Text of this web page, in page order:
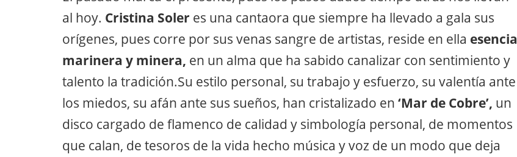
al hoy. Cristina Soler es una cantaora que siempre ha llevado a gala sus
orígenes, pues corre por sus venas sangre de artistas, reside en ella esencia
marinera y minera, en un alma que ha sabido canalizar con sentimiento y
talento la tradición.Su estilo personal, su trabajo y esfuerzo, su valentía ante
los miedos, su afán ante sus sueños, han cristalizado en ‘Mar de Cobre’, un
disco cargado de flamenco de calidad y simbología personal, de momentos
que calan, de tesoros de la vida hecho música y voz de un modo que deja